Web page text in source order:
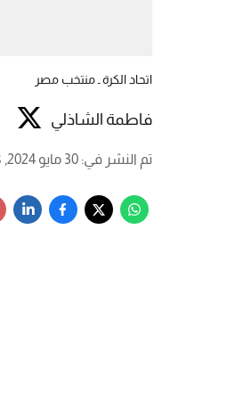
اتحاد الكرة ـ منتخب مصر
فاطمة الشاذلي
تم النشر في: 30 مايو 2024, 5:58 مساءً